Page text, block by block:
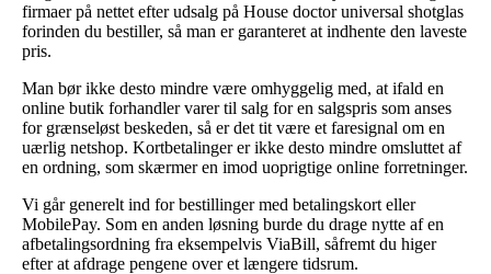
firmaer på nettet efter udsalg på House doctor universal shotglas
forinden du bestiller, så man er garanteret at indhente den laveste
pris.
Man bør ikke desto mindre være omhyggelig med, at ifald en
online butik forhandler varer til salg for en salgspris som anses
for grænseløst beskeden, så er det tit være et faresignal om en
uærlig netshop. Kortbetalinger er ikke desto mindre omsluttet af
en ordning, som skærmer en imod uoprigtige online forretninger.
Vi går generelt ind for bestillinger med betalingskort eller
MobilePay. Som en anden løsning burde du drage nytte af en
afbetalingsordning fra eksempelvis ViaBill, såfremt du higer
efter at afdrage pengene over et længere tidsrum.